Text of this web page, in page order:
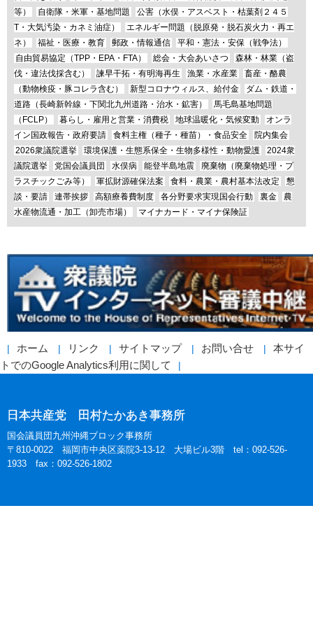
等）
自衛隊・米軍・基地問題
公害（水俣・アスベスト・枯葉剤２４５
T・大気汚染・カネミ油症）
エネルギー問題（脱原発・脱石炭火力・再エ
ネ）
福祉・医療・教育 郵政・情報通信
平和・憲法・安保（戦争法）
自由貿易協定（TPP・EPA・FTA）
総会・大会あいさつ
森林・林業（盗
伐・違法伐採含む）
諫早干拓・有明海再生 漁業・水産業
畜産・酪農
（動物検疫・豚コレラ含む）
新型コロナウィルス、給付金
ダム・鉄道・
道路（長崎新幹線・下関北九州道路・治水・鉱害）
馬毛島基地問題
（FCLP）
暮らし・雇用と営業・消費税 地球温暖化・気候変動
オンラ
イン国政報告・政府要請
食料主権（種子・種苗）・食品安全
院内集会
2026衆議院選挙
環境保護・生態系保全・生物多様性・動物愛護
2024衆
議院選挙
党国会議員団 水俣病 能登半島地震
廃棄物（廃棄物処理・プ
ラスチックごみ等）
軍拡財源確保法案 食料・農業・農村基本法改定
懇
談・要請
連帯挨拶 高額療養費制度 各分野要求実現国会行動 裏金
農
水産物流通・加工（卸売市場）
マイナカード・マイナ保険証
ホーム リンク サイトマップ お問い合せ
本サイ
トでのGoogle Analytics利用に関して
日本共産党 田村たかあき事務所
国会議員団九州沖縄ブロック事務所
〒810-0022 福岡市中央区薬院3-13-12 大場ビル3階 tel：092-526-
1933 fax：092-526-1802